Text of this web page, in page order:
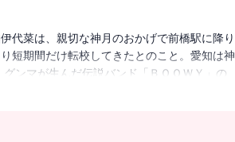
代菜は、親切な神月のおかげで前橋駅に降り
短期間だけ転校してきたとのこと。愛知は神
ンマが生んだ伝説バンド「ＢＯＯＷＹ」の
ディープスポットなどを収録。